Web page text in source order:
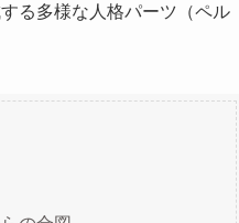
る多様な人格パーツ（ペル